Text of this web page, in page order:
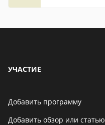
УЧАСТИЕ
Добавить программу
Добавить обзор или статью